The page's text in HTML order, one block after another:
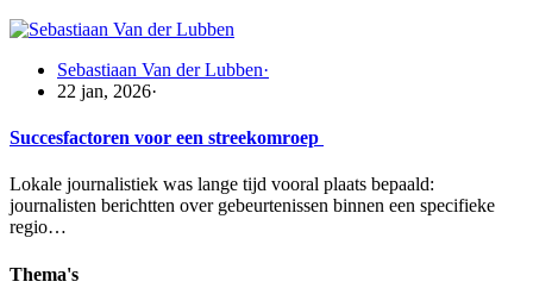
Sebastiaan Van der Lubben·
22 jan, 2026·
Succesfactoren voor een streekomroep
Lokale journalistiek was lange tijd vooral plaats bepaald:
journalisten berichtten over gebeurtenissen binnen een specifieke
regio…
Thema's